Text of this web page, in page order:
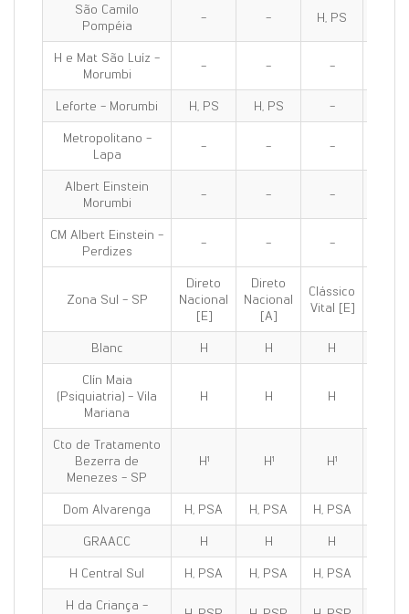
São Camilo
Pompéia
- - H, PS
H e Mat São Luíz -
Morumbi
- - -
Leforte - Morumbi H, PS H, PS -
Metropolitano -
Lapa
- - -
Albert Einstein
Morumbi
- - -
CM Albert Einstein -
Perdizes
- - -
Zona Sul - SP
Direto
Nacional
[E]
Direto
Nacional
[A]
Clássico
Vital [E]
Blanc H H H
Clín Maia
(Psiquiatria) - Vila
Mariana
H H H
Cto de Tratamento
Bezerra de
Menezes - SP
H¹ H¹ H¹
Dom Alvarenga H, PSA H, PSA H, PSA
GRAACC
H H H
H Central Sul
H, PSA H, PSA H, PSA
H da Criança -